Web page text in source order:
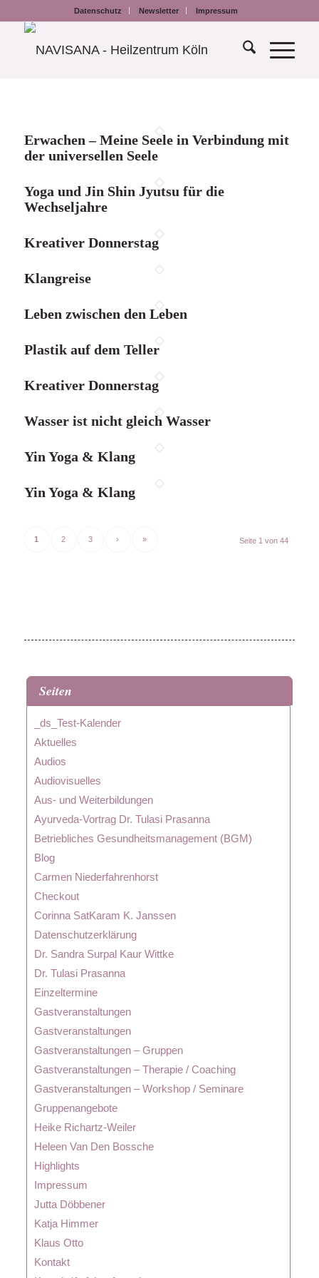
Datenschutz Newsletter Impressum
Erwachen – Meine Seele in Verbindung mit
der universellen Seele
Yoga und Jin Shin Jyutsu für die
Wechseljahre
Kreativer Donnerstag
Klangreise
Leben zwischen den Leben
Plastik auf dem Teller
Kreativer Donnerstag
Wasser ist nicht gleich Wasser
Yin Yoga & Klang
Yin Yoga & Klang
Seite 1 von 44
1 2 3 › »
Seiten
_ds_Test-Kalender
Aktuelles
Audios
Audiovisuelles
Aus- und Weiterbildungen
Ayurveda-Vortrag Dr. Tulasi Prasanna
Betriebliches Gesundheitsmanagement (BGM)
Blog
Carmen Niederfahrenhorst
Checkout
Corinna SatKaram K. Janssen
Datenschutzerklärung
Dr. Sandra Surpal Kaur Wittke
Dr. Tulasi Prasanna
Einzeltermine
Gastveranstaltungen
Gastveranstaltungen
Gastveranstaltungen – Gruppen
Gastveranstaltungen – Therapie / Coaching
Gastveranstaltungen – Workshop / Seminare
Gruppenangebote
Heike Richartz-Weiler
Heleen Van Den Bossche
Highlights
Impressum
Jutta Döbbener
Katja Himmer
Klaus Otto
Kontakt